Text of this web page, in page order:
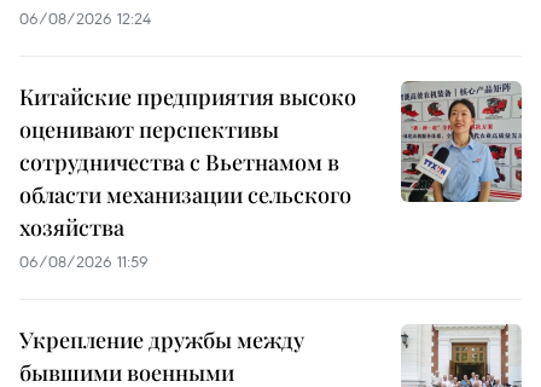
06/08/2026 12:24
Китайские предприятия высоко
оценивают перспективы
сотрудничества с Вьетнамом в
области механизации сельского
хозяйства
06/08/2026 11:59
Укрепление дружбы между
бывшими военными